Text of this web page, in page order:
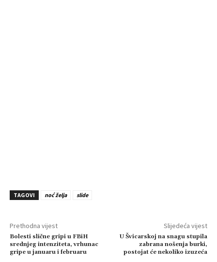
TAGOVI noć želja slide
Prethodna vijest
Bolesti slične gripi u FBiH
srednjeg intenziteta, vrhunac
gripe u januaru i februaru
Slijedeća vijest
U Švicarskoj na snagu stupila
zabrana nošenja burki,
postojat će nekoliko izuzeća